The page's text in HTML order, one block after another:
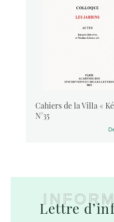
Cahiers de la Villa «
N°35
Lettre